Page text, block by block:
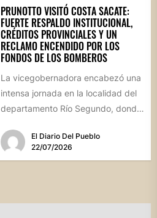
PRUNOTTO VISITÓ COSTA SACATE:
FUERTE RESPALDO INSTITUCIONAL,
CRÉDITOS PROVINCIALES Y UN
RECLAMO ENCENDIDO POR LOS
FONDOS DE LOS BOMBEROS
La vicegobernadora encabezó una
intensa jornada en la localidad del
departamento Río Segundo, donde
Banco de...El Diario Del Pueblo
22/07/2026